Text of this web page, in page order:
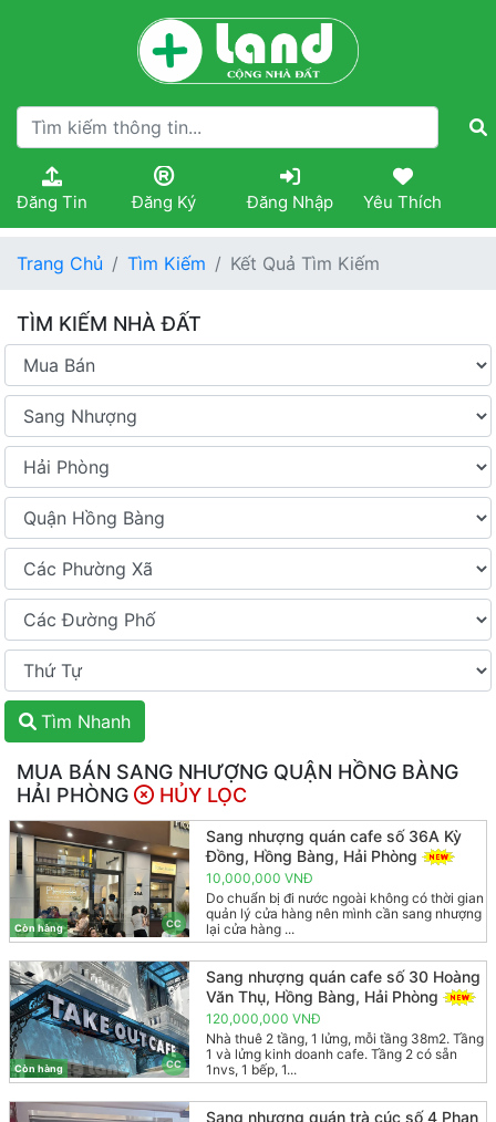
Đăng Tin Đăng Ký Đăng Nhập Yêu Thích
Trang Chủ Tìm Kiếm Kết Quả Tìm Kiếm
TÌM KIẾM NHÀ ĐẤT
Tìm Nhanh
MUA BÁN SANG NHƯỢNG QUẬN HỒNG BÀNG
HẢI PHÒNG
HỦY LỌC
CC
Còn hàng
Sang nhượng quán cafe số 36A Kỳ
Đồng, Hồng Bàng, Hải Phòng
10,000,000 VNĐ
Do chuẩn bị đi nước ngoài không có thời gian
quản lý cửa hàng nên mình cần sang nhượng
lại cửa hàng ...
CC
Còn hàng
Sang nhượng quán cafe số 30 Hoàng
Văn Thụ, Hồng Bàng, Hải Phòng
120,000,000 VNĐ
Nhà thuê 2 tầng, 1 lửng, mỗi tầng 38m2. Tầng
1 và lửng kinh doanh cafe. Tầng 2 có sẵn
1nvs, 1 bếp, 1...
Sang nhượng quán trà cúc số 4 Phan